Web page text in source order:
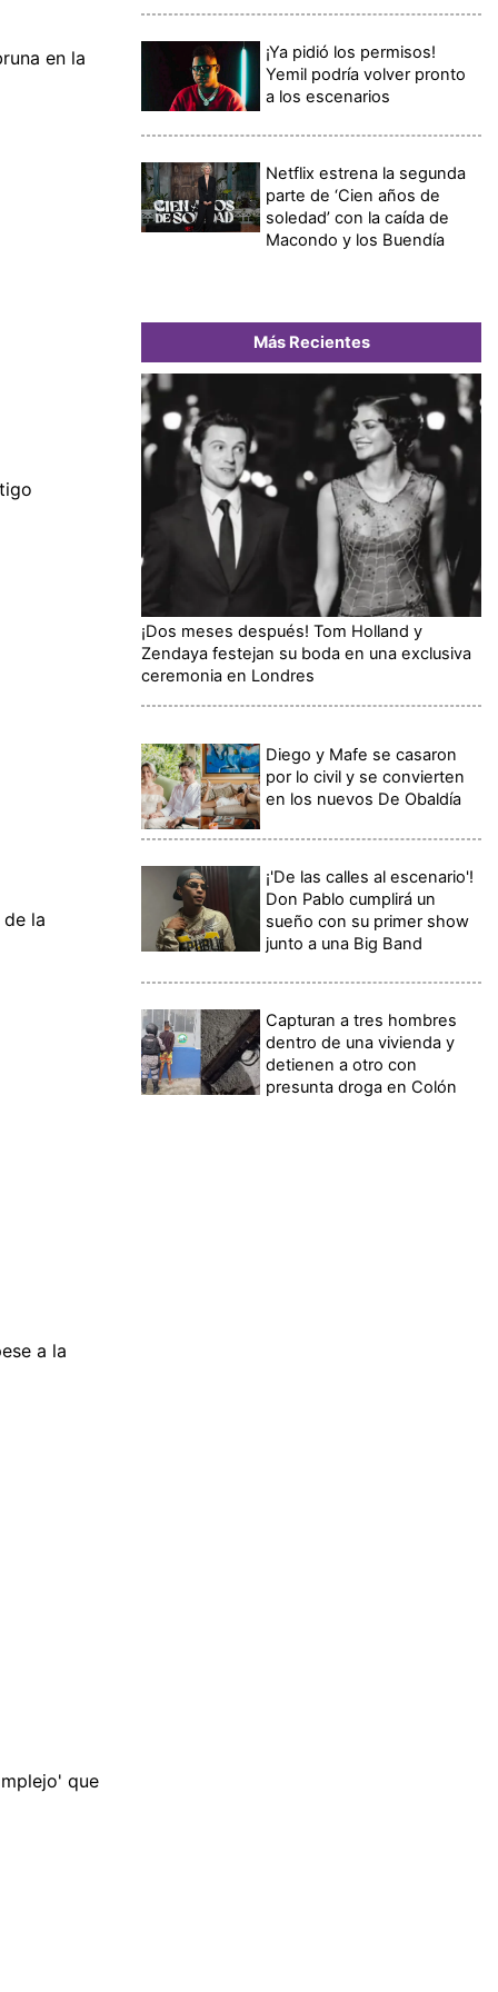
en la
la
a la
que
¡Ya pidió los permisos!
Yemil podría volver pronto
a los escenarios
Netflix estrena la segunda
parte de ‘Cien años de
soledad’ con la caída de
Macondo y los Buendía
Más Recientes
¡Dos meses después! Tom Holland y
Zendaya festejan su boda en una exclusiva
ceremonia en Londres
Diego y Mafe se casaron
por lo civil y se convierten
en los nuevos De Obaldía
¡'De las calles al escenario'!
Don Pablo cumplirá un
sueño con su primer show
junto a una Big Band
Capturan a tres hombres
dentro de una vivienda y
detienen a otro con
presunta droga en Colón